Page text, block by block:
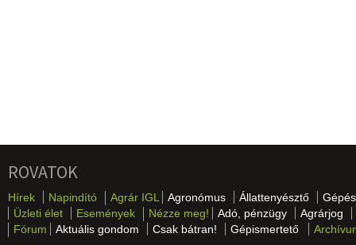
ROVATOK
Hírek Napindító Agrár IGL Agronómus Állattenyésztő
Üzleti élet
Események Nézze meg! Adó, pénzügy
Agrárjog
Fórum
Aktuális gondom Csak bátran! Gépismertető